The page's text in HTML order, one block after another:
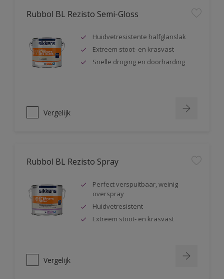
Rubbol BL Rezisto Semi-Gloss
Huidvetresistente halfglanslak
Extreem stoot- en krasvast
Snelle droging en doorharding
Vergelijk
Rubbol BL Rezisto Spray
Perfect verspuitbaar, weinig
overspray
Huidvetresistent
Extreem stoot- en krasvast
Vergelijk